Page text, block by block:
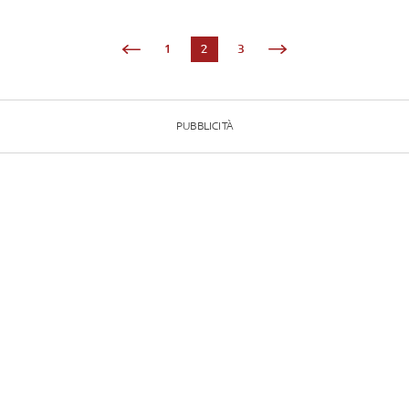
1 2 3
PUBBLICITÀ